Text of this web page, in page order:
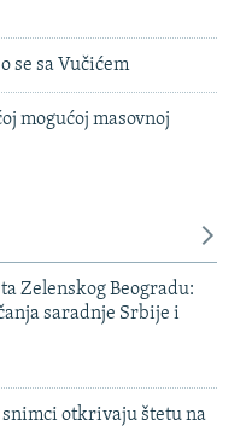
se sa Vučićem
mogućoj masovnoj
Zelenskog Beogradu:
saradnje Srbije i
otkrivaju štetu na